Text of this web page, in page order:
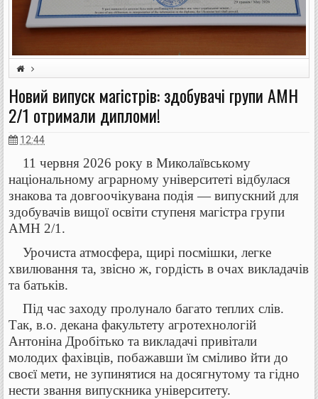
випуск магістрів
кафедра виноградарства та плодоовочівництва
факультет агротехнологій
Новий випуск магістрів: здобувачі групи АМН
2/1 отримали дипломи!
12:44
11 червня 2026 року в Миколаївському
національному аграрному університеті відбулася
знакова та довгоочікувана подія — випускний для
здобувачів вищої освіти ступеня магістра групи
АМН 2/1.
Урочиста атмосфера, щирі посмішки, легке
хвилювання та, звісно ж, гордість в очах викладачів
та батьків.
Під час заходу пролунало багато теплих слів.
Так, в.о. декана факультету агротехнологій
Антоніна Дробітько та викладачі привітали
молодих фахівців, побажавши їм сміливо йти до
своєї мети, не зупинятися на досягнутому та гідно
нести звання випускника університету.